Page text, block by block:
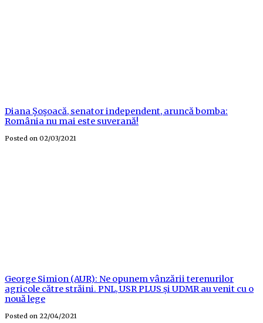
Diana Şoşoacă, senator independent, aruncă bomba:
România nu mai este suverană!
Posted on 02/03/2021
George Simion (AUR): Ne opunem vânzării terenurilor
agricole către străini. PNL, USR PLUS și UDMR au venit cu o
nouă lege
Posted on 22/04/2021